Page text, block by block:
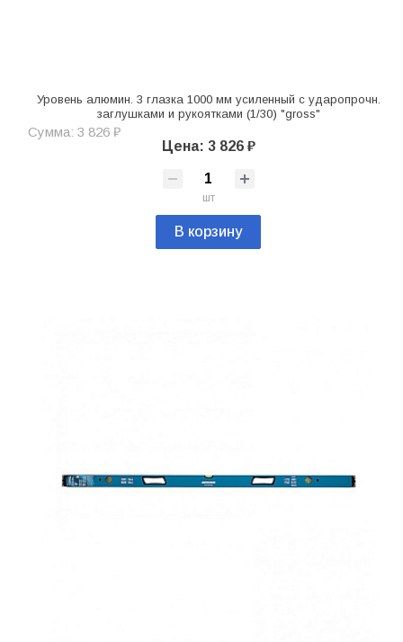
Уровень алюмин. 3 глазка 1000 мм усиленный с ударопрочн.
заглушками и рукоятками (1/30) "gross"
Сумма: 3 826 ₽
Цена: 3 826 ₽
шт
В корзину